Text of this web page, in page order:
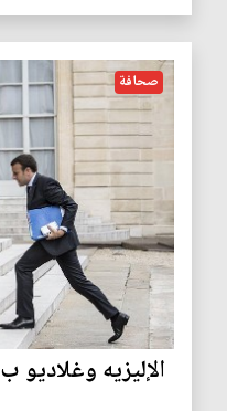
صحافة
الإليزيه وغلاديو ب